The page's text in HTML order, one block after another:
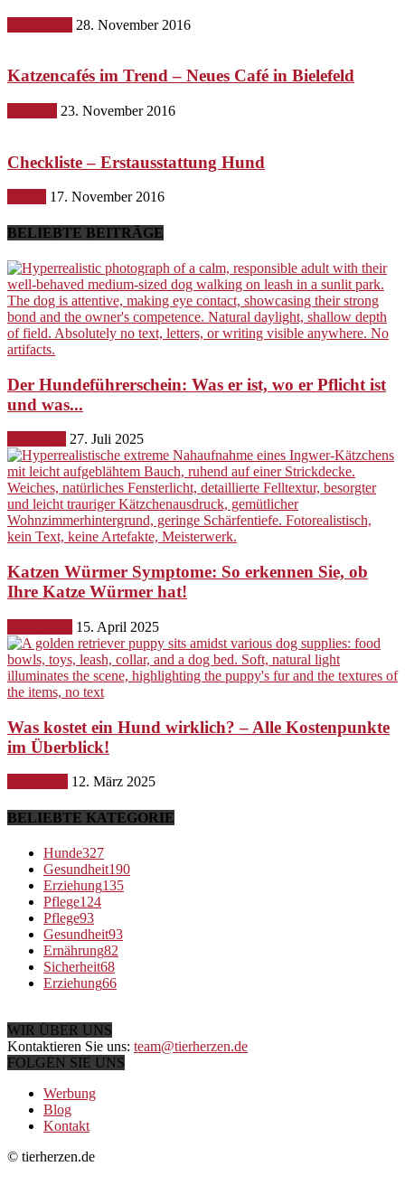
28. November 2016
Katzencafés im Trend – Neues Café in Bielefeld
23. November 2016
Checkliste – Erstausstattung Hund
17. November 2016
BELIEBTE BEITRÄGE
Der Hundeführerschein: Was er ist, wo er Pflicht ist
und was...
27. Juli 2025
Katzen Würmer Symptome: So erkennen Sie, ob
Ihre Katze Würmer hat!
15. April 2025
Was kostet ein Hund wirklich? – Alle Kostenpunkte
im Überblick!
12. März 2025
BELIEBTE KATEGORIE
Hunde327
Gesundheit190
Erziehung135
Pflege124
Pflege93
Gesundheit93
Ernährung82
Sicherheit68
Erziehung66
WIR ÜBER UNS
Kontaktieren Sie uns: team@tierherzen.de
FOLGEN SIE UNS
Werbung
Blog
Kontakt
© tierherzen.de